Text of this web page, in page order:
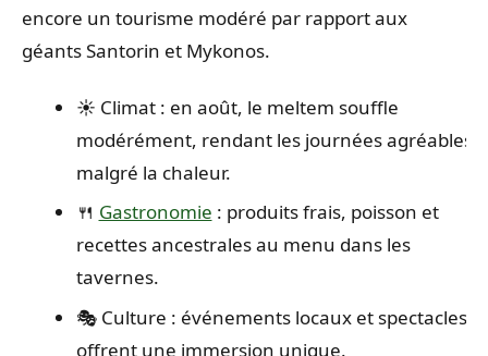
encore un tourisme modéré par rapport aux
géants Santorin et Mykonos.
☀️ Climat : en août, le meltem souffle
modérément, rendant les journées agréables
malgré la chaleur.
🍴 Gastronomie : produits frais, poisson et
recettes ancestrales au menu dans les
tavernes.
🎭 Culture : événements locaux et spectacles
offrent une immersion unique.